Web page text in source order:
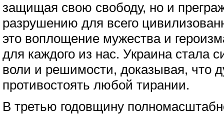
защищая свою свободу, но и
разрушению для всего
это воплощение мужества и
для каждого из нас. Украина стала
воли и решимости, доказывая, что
противостоять любой тирании.
В третью годовщину